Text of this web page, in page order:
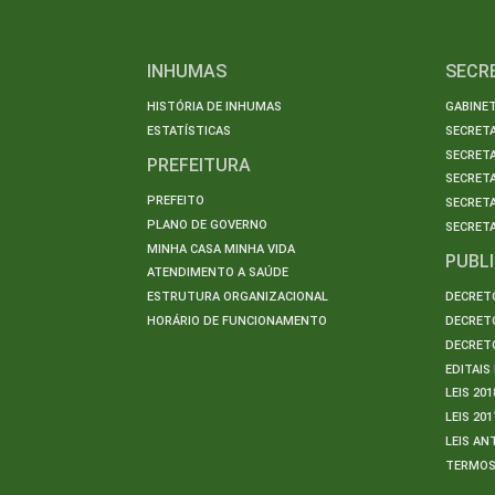
INHUMAS
HISTÓRIA DE INHUMAS
ESTATÍSTICAS
PREFEITURA
PREFEITO
PLANO DE GOVERNO
MINHA CASA MINHA VIDA
ATENDIMENTO A SAÚDE
ESTRUTURA ORGANIZACIONAL
HORÁRIO DE FUNCIONAMENTO
EDITAIS
LEIS
LEIS
LEIS
TERMOS